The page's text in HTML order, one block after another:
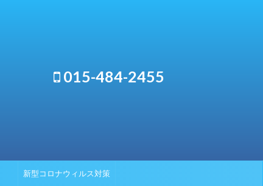
015-484-2455
新型コロナウィルス対策